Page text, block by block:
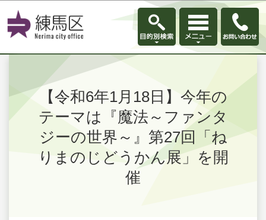
このページの本文へ移動
【令和6年1月18日】今年の
テーマは『魔法～ファンタ
ジーの世界～』第27回「ね
りまのじどうかん展」を開
催